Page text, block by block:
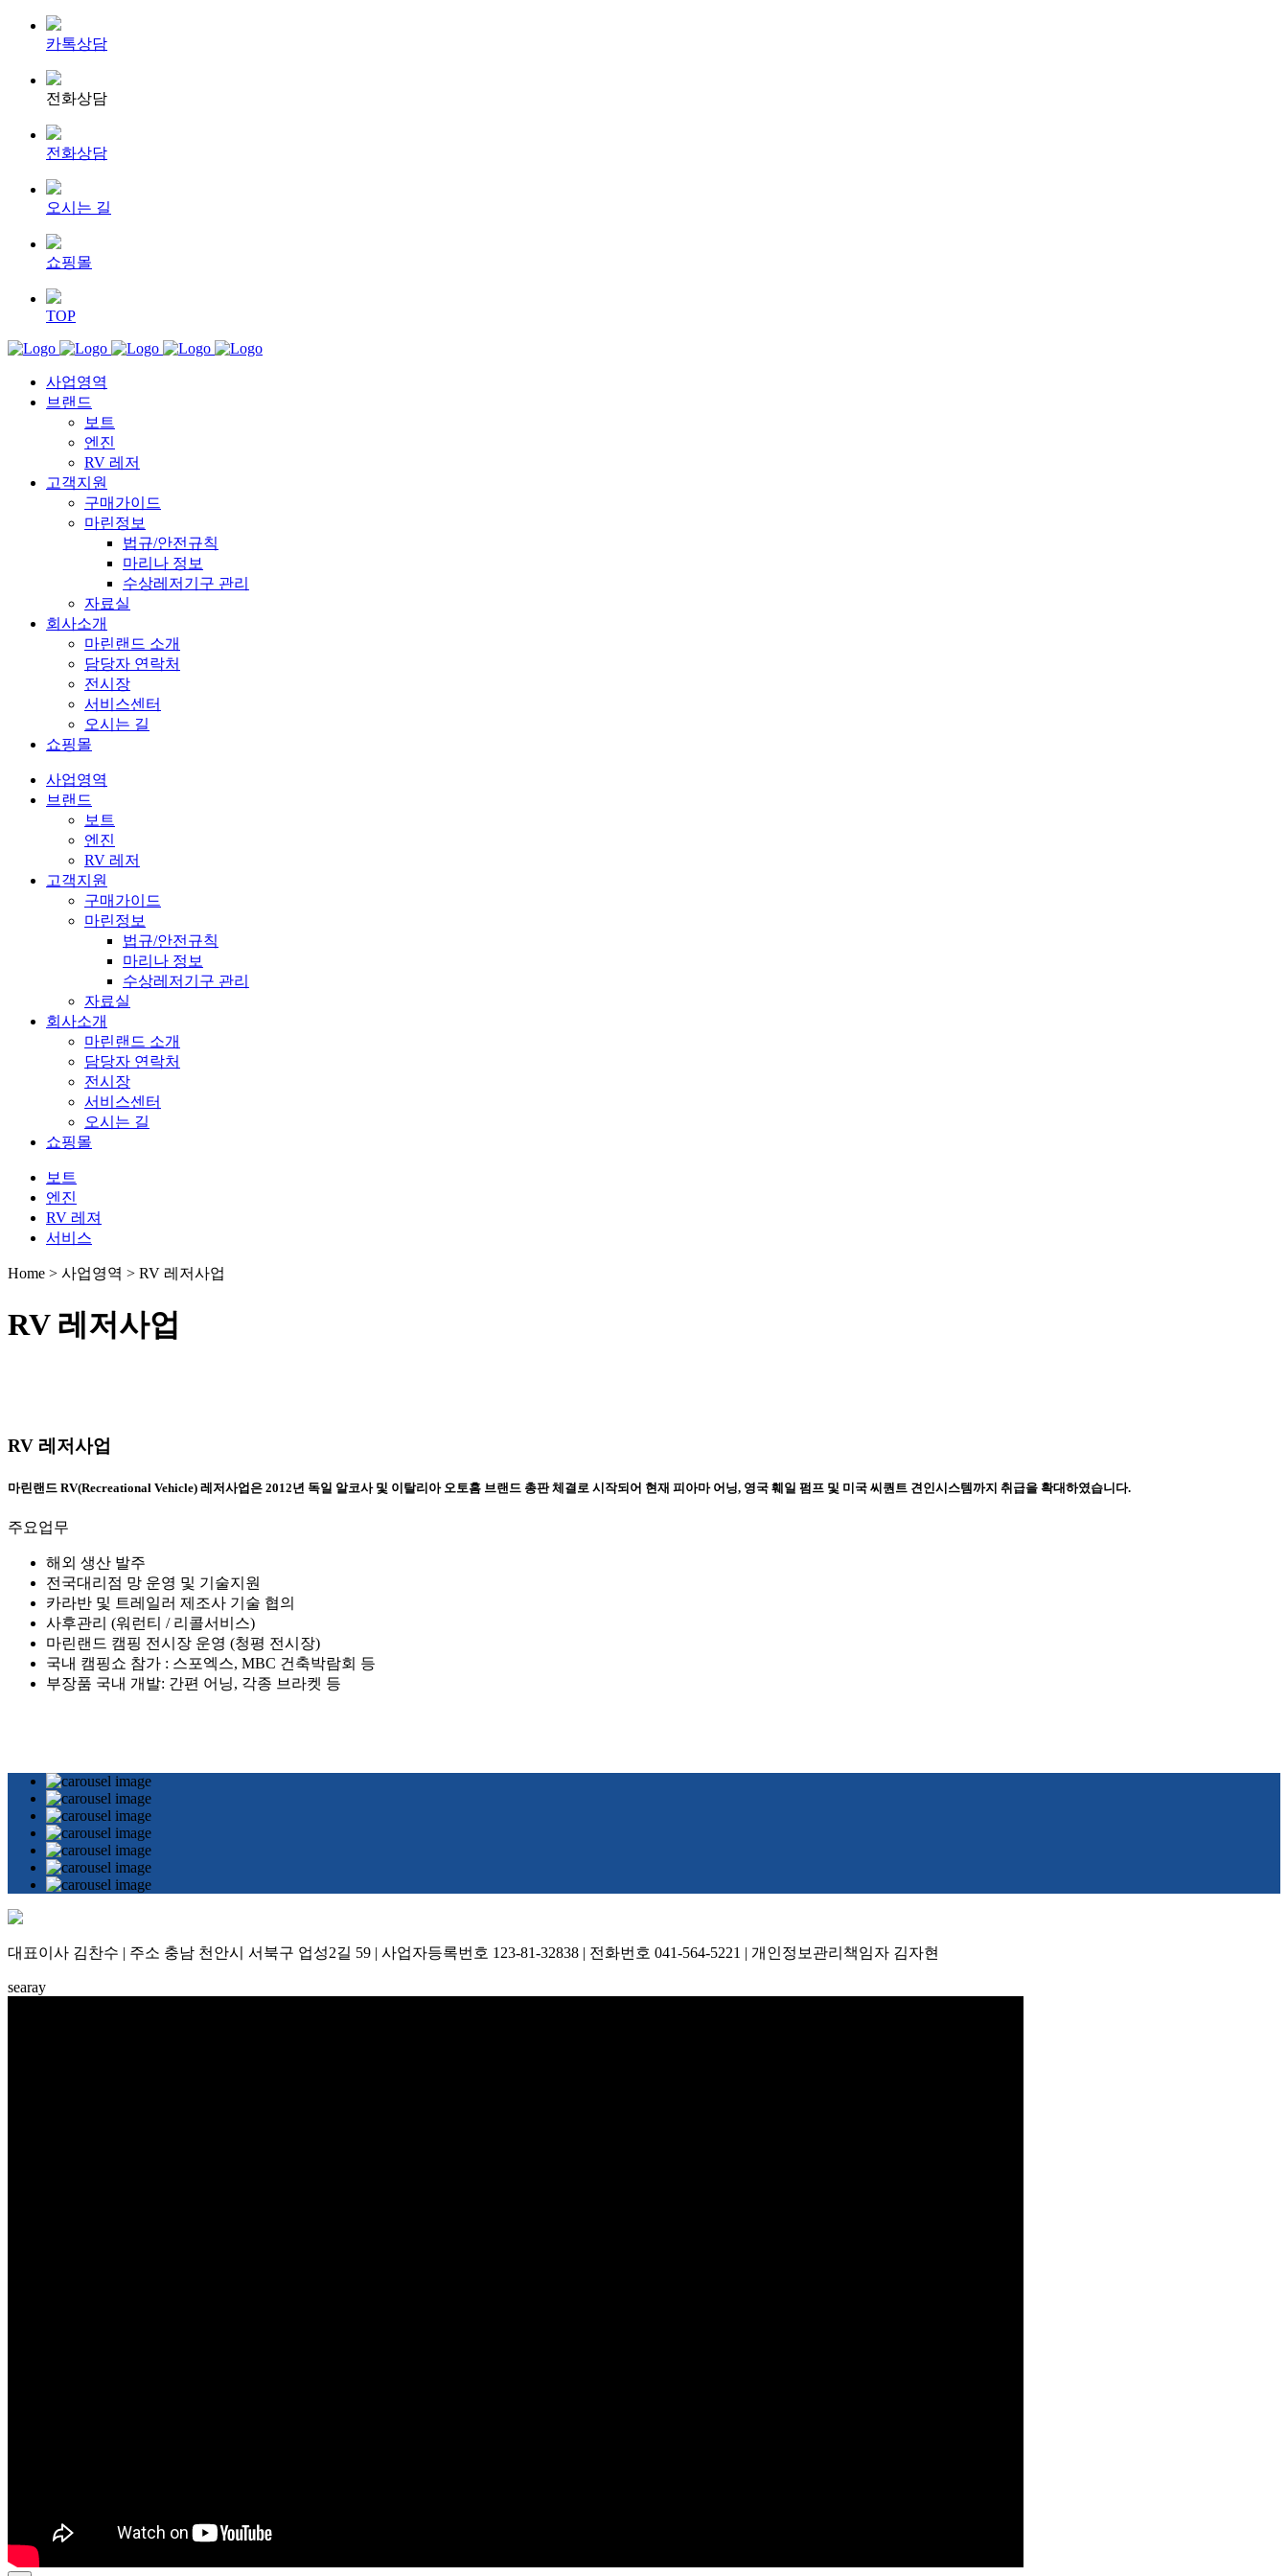
카톡상담
전화상담
전화상담
오시는 길
쇼핑몰
TOP
사업영역
브랜드
보트
엔진
RV 레저
고객지원
구매가이드
마린정보
법규/안전규칙
마리나 정보
수상레저기구 관리
자료실
회사소개
마린랜드 소개
담당자 연락처
전시장
서비스센터
오시는 길
쇼핑몰
사업영역
브랜드
보트
엔진
RV 레저
고객지원
구매가이드
마린정보
법규/안전규칙
마리나 정보
수상레저기구 관리
자료실
회사소개
마린랜드 소개
담당자 연락처
전시장
서비스센터
오시는 길
쇼핑몰
보트
엔진
RV 레져
서비스
Home > 사업영역 > RV 레저사업
RV 레저사업
RV 레저사업
마린랜드 RV(Recreational Vehicle) 레저사업은 2012년 독일 알코사 및 이탈리아 오토홈 브랜드 총판 체결로 시작되어 현재 피아마 어닝, 영국 훼일 펌프 및 미국 씨퀀트 견인시스템까지 취급을 확대하였습니다.
주요업무
해외 생산 발주
전국대리점 망 운영 및 기술지원
카라반 및 트레일러 제조사 기술 협의
사후관리 (워런티 / 리콜서비스)
마린랜드 캠핑 전시장 운영 (청평 전시장)
국내 캠핑쇼 참가 : 스포엑스, MBC 건축박람회 등
부장품 국내 개발: 간편 어닝, 각종 브라켓 등
대표이사 김찬수 | 주소 충남 천안시 서북구 업성2길 59 | 사업자등록번호 123-81-32838 | 전화번호 041-564-5221 | 개인정보관리책임자 김자현
searay